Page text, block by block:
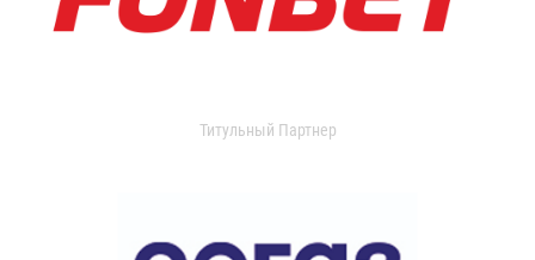
Титульный Партнер